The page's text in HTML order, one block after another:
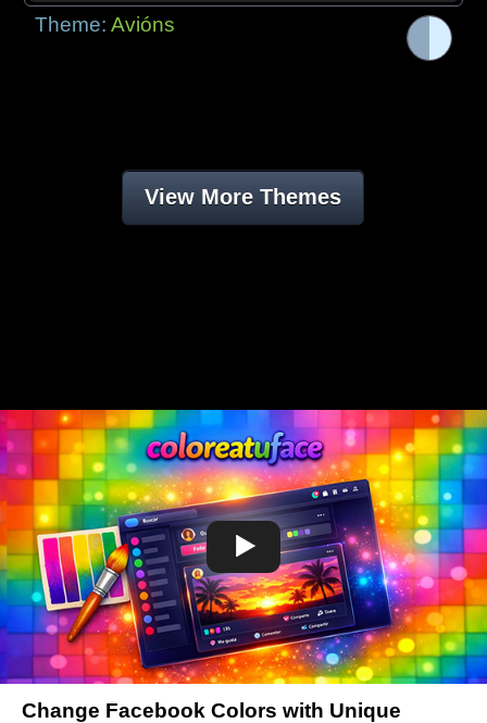
Theme:Avións
View More Themes
Change Facebook Colors with Unique